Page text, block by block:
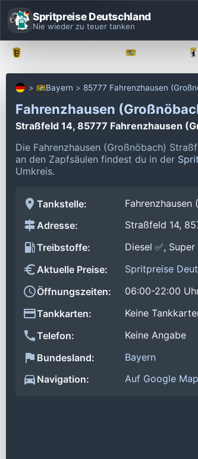
Spritpreise Deutschland
Nie wieder zu teuer tanken
Bayern 85777 Fahrenzhausen
Fahrenzhausen
Straßfeld 14, 85777 Fahrenzhausen
Die Fahrenzhausen (Großnöbach)
an den Zapfsäulen findest du in der
Umkreis.
Tankstelle:
Adresse:
Straßfeld 14,
Treibstoffe:
Diesel ✅, Super
Aktuelle Preise:
Spritpreise
Öffnungszeiten:
06:00-22:00
Tankkarten:
Keine
Telefon:
Keine Angabe
Bundesland:
Bayern
Navigation:
Auf Google